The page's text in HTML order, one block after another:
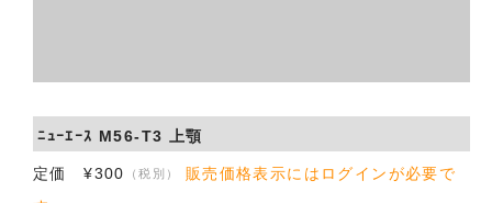
ﾆｭｰｴｰｽ M56-T3 上顎
定価 ¥300 （税別）
販売価格表示にはログインが必要で